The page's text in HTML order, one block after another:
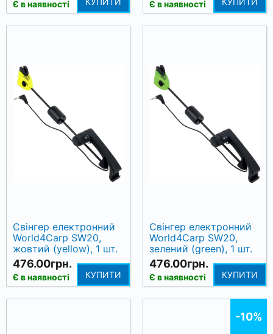
Є в наявності Є в наявності
Свінгер електронний
World4Carp SW20,
жовтий (yellow), 1 шт.
476.00грн.
Є в наявності КУПИТИ
Свінгер електронний
World4Carp SW20,
зелений (green), 1 шт.
476.00грн.
Є в наявності КУПИТИ
-10%